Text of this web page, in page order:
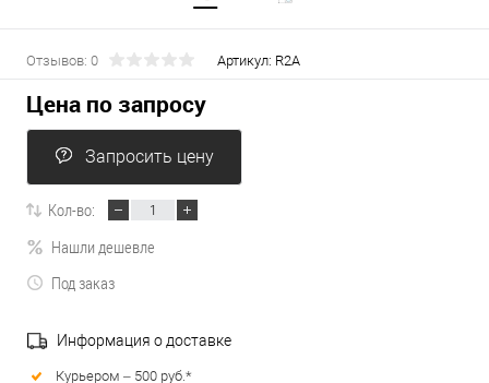
Отзывов: 0 Артикул: R2A
Цена по запросу
Запросить цену
Кол-во:
Нашли дешевле
Под заказ
Информация о доставке
Курьером – 500 руб.*